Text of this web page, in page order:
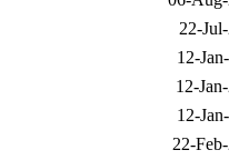
22-
12-
12-
12-
22-